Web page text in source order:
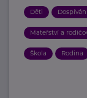
Děti
Mateřství a
Škola Rodina